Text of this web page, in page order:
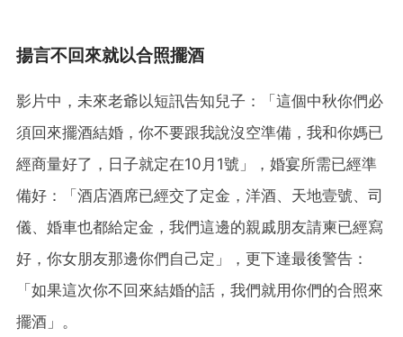
揚言不回來就以合照擺酒
影片中，未來老爺以短訊告知兒子：「這個中秋你們必
須回來擺酒結婚，你不要跟我說沒空準備，我和你媽已
經商量好了，日子就定在10月1號」，婚宴所需已經準
備好：「酒店酒席已經交了定金，洋酒、天地壹號、司
儀、婚車也都給定金，我們這邊的親戚朋友請柬已經寫
好，你女朋友那邊你們自己定」，更下達最後警告：
「如果這次你不回來結婚的話，我們就用你們的合照來
擺酒」。